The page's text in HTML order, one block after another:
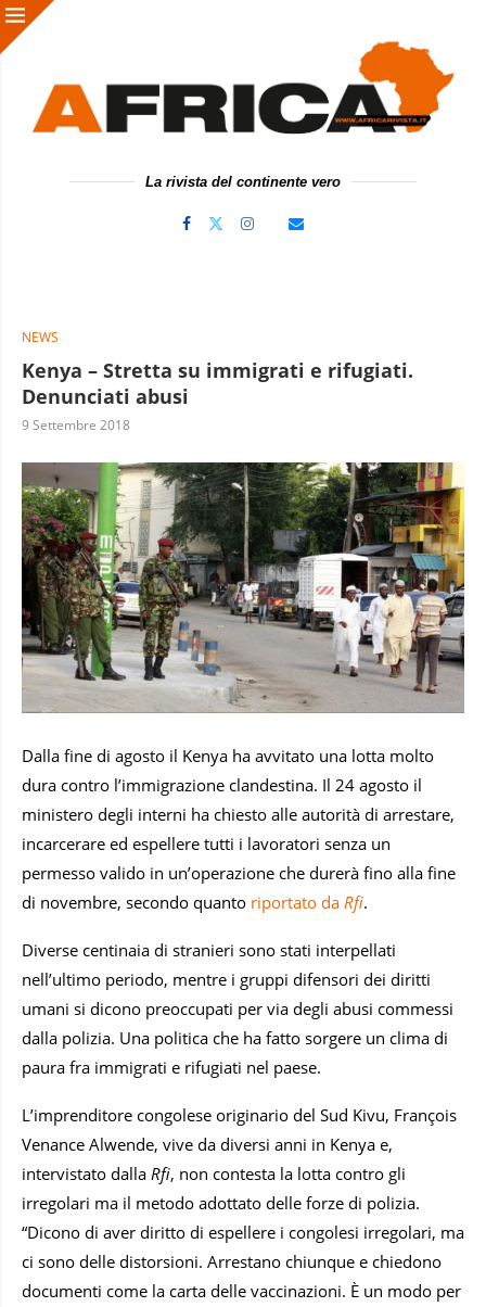
La rivista del continente vero
NEWS
Kenya – Stretta su immigrati e rifugiati.
Denunciati abusi
9 Settembre 2018
Dalla fine di agosto il Kenya ha avvitato una lotta molto
dura contro l’immigrazione clandestina. Il 24 agosto il
ministero degli interni ha chiesto alle autorità di arrestare,
incarcerare ed espellere tutti i lavoratori senza un
permesso valido in un’operazione che durerà fino alla fine
di novembre, secondo quanto riportato da Rfi.
Diverse centinaia di stranieri sono stati interpellati
nell’ultimo periodo, mentre i gruppi difensori dei diritti
umani si dicono preoccupati per via degli abusi commessi
dalla polizia. Una politica che ha fatto sorgere un clima di
paura fra immigrati e rifugiati nel paese.
L’imprenditore congolese originario del Sud Kivu, François
Venance Alwende, vive da diversi anni in Kenya e,
intervistato dalla Rfi, non contesta la lotta contro gli
irregolari ma il metodo adottato delle forze di polizia.
“Dicono di aver diritto di espellere i congolesi irregolari, ma
ci sono delle distorsioni. Arrestano chiunque e chiedono
documenti come la carta delle vaccinazioni. È un modo per